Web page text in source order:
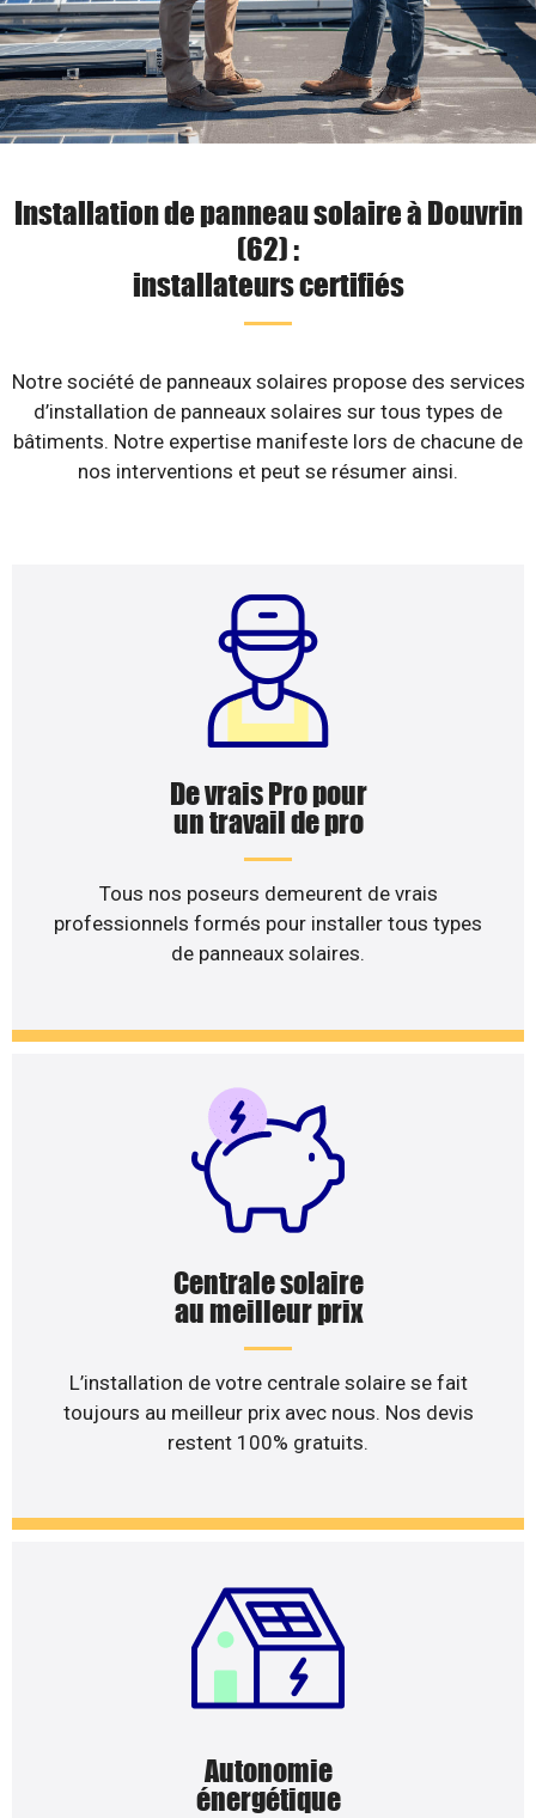
Installation de panneau solaire à Douvrin
(62) :
installateurs certifiés
Notre société de panneaux solaires propose des services
d’installation de panneaux solaires sur tous types de
bâtiments. Notre expertise manifeste lors de chacune de
nos interventions et peut se résumer ainsi.
De vrais Pro pour
un travail de pro
Tous nos poseurs demeurent de vrais
professionnels formés pour installer tous types
de panneaux solaires.
Centrale solaire
au meilleur prix
L’installation de votre centrale solaire se fait
toujours au meilleur prix avec nous. Nos devis
restent 100% gratuits.
Autonomie
énergétique